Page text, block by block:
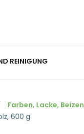
REINIGUNG
Farben, Lacke, Beizen
600 g